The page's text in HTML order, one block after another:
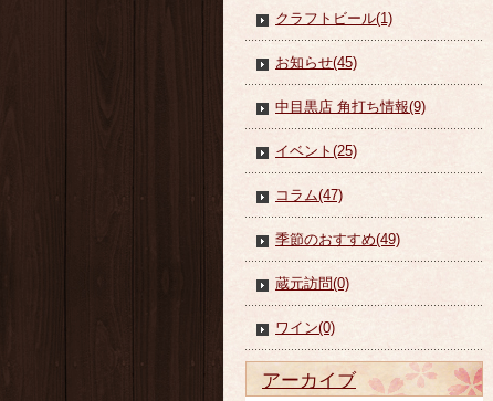
クラフトビール(1)
お知らせ(45)
中目黒店 角打ち情報(9)
イベント(25)
コラム(47)
季節のおすすめ(49)
蔵元訪問(0)
ワイン(0)
アーカイブ